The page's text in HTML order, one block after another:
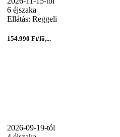
6 éjszaka
Ellátás: Reggeli
154.990 Ft/fő,...
2026-09-19-tól